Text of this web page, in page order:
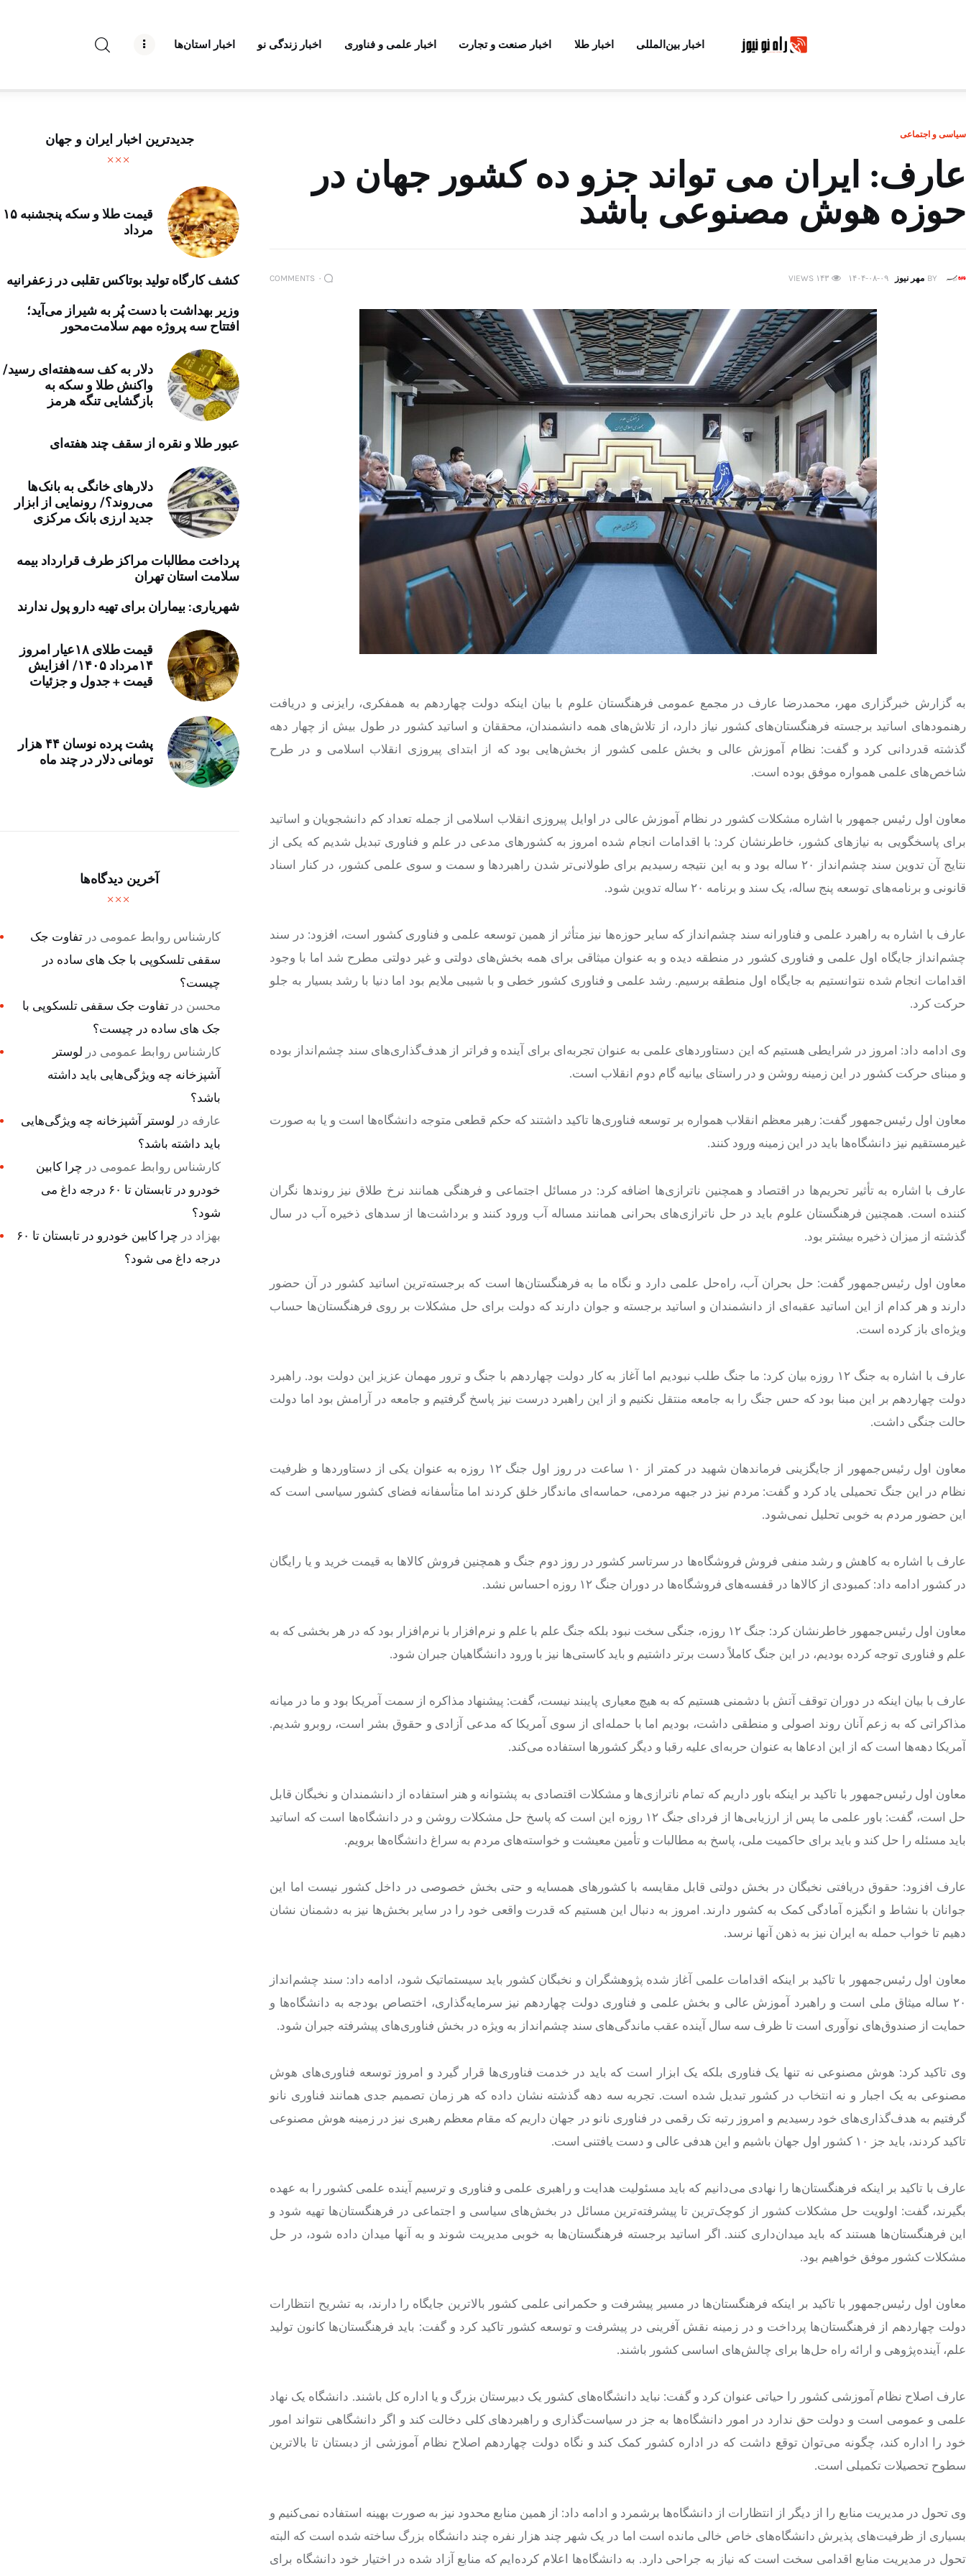
اخبار بین‌المللی اخبار طلا اخبار صنعت و تجارت اخبار علمی و فناوری اخبار زندگی نو اخبار استان‌ها
درباره راه‌ نو نیوز
پایگاه خبری آبان
خرید موتور ایمپلنت
سیاسی و اجتماعی
عارف: ایران می تواند جزو ده کشور جهان در
حوزه هوش مصنوعی باشد
BY مهر نیوز ۱۴۰۴-۰۸-۰۹ ۱۴۳ VIEWS ۰ COMMENTS
به گزارش خبرگزاری مهر، محمدرضا عارف در مجمع عمومی فرهنگستان علوم با بیان اینکه دولت چهاردهم به همفکری، رایزنی و دریافت
رهنمودهای اساتید برجسته فرهنگستان‌های کشور نیاز دارد، از تلاش‌های همه دانشمندان، محققان و اساتید کشور در طول بیش از چهار دهه
گذشته قدردانی کرد و گفت: نظام آموزش عالی و بخش علمی کشور از بخش‌هایی بود که از ابتدای پیروزی انقلاب اسلامی و در طرح
شاخص‌های علمی همواره موفق بوده است.
معاون اول رئیس جمهور با اشاره مشکلات کشور در نظام آموزش عالی در اوایل پیروزی انقلاب اسلامی از جمله تعداد کم دانشجویان و اساتید
برای پاسخگویی به نیازهای کشور، خاطرنشان کرد: با اقدامات انجام شده امروز به کشورهای مدعی در علم و فناوری تبدیل شدیم که یکی از
نتایج آن تدوین سند چشم‌انداز ۲۰ ساله بود و به این نتیجه رسیدیم برای طولانی‌تر شدن راهبردها و سمت و سوی علمی کشور، در کنار اسناد
قانونی و برنامه‌های توسعه پنج ساله، یک سند و برنامه ۲۰ ساله تدوین شود.
عارف با اشاره به راهبرد علمی و فناورانه سند چشم‌انداز که سایر حوزه‌ها نیز متأثر از همین توسعه علمی و فناوری کشور است، افزود: در سند
چشم‌انداز جایگاه اول علمی و فناوری کشور در منطقه دیده و به عنوان میثاقی برای همه بخش‌های دولتی و غیر دولتی مطرح شد اما با وجود
اقدامات انجام شده نتوانستیم به جایگاه اول منطقه برسیم. رشد علمی و فناوری کشور خطی و با شیبی ملایم بود اما دنیا با رشد بسیار به جلو
حرکت کرد.
وی ادامه داد: امروز در شرایطی هستیم که این دستاوردهای علمی به عنوان تجربه‌ای برای آینده و فراتر از هدف‌گذاری‌های سند چشم‌انداز بوده
و مبنای حرکت کشور در این زمینه روشن و در راستای بیانیه گام دوم انقلاب است.
معاون اول رئیس‌جمهور گفت: رهبر معظم انقلاب همواره بر توسعه فناوری‌ها تاکید داشتند که حکم قطعی متوجه دانشگاه‌ها است و یا به صورت
غیرمستقیم نیز دانشگاه‌ها باید در این زمینه ورود کنند.
عارف با اشاره به تأثیر تحریم‌ها در اقتصاد و همچنین ناترازی‌ها اضافه کرد: در مسائل اجتماعی و فرهنگی همانند نرخ طلاق نیز روندها نگران
کننده است. همچنین فرهنگستان علوم باید در حل ناترازی‌های بحرانی همانند مساله آب ورود کنند و برداشت‌ها از سدهای ذخیره آب در سال
گذشته از میزان ذخیره بیشتر بود.
معاون اول رئیس‌جمهور گفت: حل بحران آب، راه‌حل علمی دارد و نگاه ما به فرهنگستان‌ها است که برجسته‌ترین اساتید کشور در آن حضور
دارند و هر کدام از این اساتید عقبه‌ای از دانشمندان و اساتید برجسته و جوان دارند که دولت برای حل مشکلات بر روی فرهنگستان‌ها حساب
ویژه‌ای باز کرده است.
عارف با اشاره به جنگ ۱۲ روزه بیان کرد: ما جنگ طلب نبودیم اما آغاز به کار دولت چهاردهم با جنگ و ترور مهمان عزیز این دولت بود. راهبرد
دولت چهاردهم بر این مبنا بود که حس جنگ را به جامعه منتقل نکنیم و از این راهبرد درست نیز پاسخ گرفتیم و جامعه در آرامش بود اما دولت
حالت جنگی داشت.
معاون اول رئیس‌جمهور از جایگزینی فرماندهان شهید در کمتر از ۱۰ ساعت در روز اول جنگ ۱۲ روزه به عنوان یکی از دستاوردها و ظرفیت
نظام در این جنگ تحمیلی یاد کرد و گفت: مردم نیز در جبهه مردمی، حماسه‌ای ماندگار خلق کردند اما متأسفانه فضای کشور سیاسی است که
این حضور مردم به خوبی تحلیل نمی‌شود.
عارف با اشاره به کاهش و رشد منفی فروش فروشگاه‌ها در سرتاسر کشور در روز دوم جنگ و همچنین فروش کالاها به قیمت خرید و یا رایگان
در کشور ادامه داد: کمبودی از کالاها در قفسه‌های فروشگاه‌ها در دوران جنگ ۱۲ روزه احساس نشد.
معاون اول رئیس‌جمهور خاطرنشان کرد: جنگ ۱۲ روزه، جنگی سخت نبود بلکه جنگ علم با علم و نرم‌افزار با نرم‌افزار بود که در هر بخشی که به
علم و فناوری توجه کرده بودیم، در این جنگ کاملاً دست برتر داشتیم و باید کاستی‌ها نیز با ورود دانشگاهیان جبران شود.
عارف با بیان اینکه در دوران توقف آتش با دشمنی هستیم که به هیچ معیاری پایبند نیست، گفت: پیشنهاد مذاکره از سمت آمریکا بود و ما در میانه
مذاکراتی که به زعم آنان روند اصولی و منطقی داشت، بودیم اما با حمله‌ای از سوی آمریکا که مدعی آزادی و حقوق بشر است، روبرو شدیم.
آمریکا دهه‌ها است که از این ادعاها به عنوان حربه‌ای علیه رقبا و دیگر کشورها استفاده می‌کند.
معاون اول رئیس‌جمهور با تاکید بر اینکه باور داریم که تمام ناترازی‌ها و مشکلات اقتصادی به پشتوانه و هنر استفاده از دانشمندان و نخبگان قابل
حل است، گفت: باور علمی ما پس از ارزیابی‌ها از فردای جنگ ۱۲ روزه این است که پاسخ حل مشکلات روشن و در دانشگاه‌ها است که اساتید
باید مسئله را حل کند و باید برای حاکمیت ملی، پاسخ به مطالبات و تأمین معیشت و خواسته‌های مردم به سراغ دانشگاه‌ها برویم.
عارف افزود: حقوق دریافتی نخبگان در بخش دولتی قابل مقایسه با کشورهای همسایه و حتی بخش خصوصی در داخل کشور نیست اما این
جوانان با نشاط و انگیزه آمادگی کمک به کشور دارند. امروز به دنبال این هستیم که قدرت واقعی خود را در سایر بخش‌ها نیز به دشمنان نشان
دهیم تا خواب حمله به ایران نیز به ذهن آنها نرسد.
معاون اول رئیس‌جمهور با تاکید بر اینکه اقدامات علمی آغاز شده پژوهشگران و نخبگان کشور باید سیستماتیک شود، ادامه داد: سند چشم‌انداز
۲۰ ساله میثاق ملی است و راهبرد آموزش عالی و بخش علمی و فناوری دولت چهاردهم نیز سرمایه‌گذاری، اختصاص بودجه به دانشگاه‌ها و
حمایت از صندوق‌های نوآوری است تا ظرف سه سال آینده عقب ماندگی‌های سند چشم‌انداز به ویژه در بخش فناوری‌های پیشرفته جبران شود.
وی تاکید کرد: هوش مصنوعی نه تنها یک فناوری بلکه یک ابزار است که باید در خدمت فناوری‌ها قرار گیرد و امروز توسعه فناوری‌های هوش
مصنوعی به یک اجبار و نه انتخاب در کشور تبدیل شده است. تجربه سه دهه گذشته نشان داده که هر زمان تصمیم جدی همانند فناوری نانو
گرفتیم به هدف‌گذاری‌های خود رسیدیم و امروز رتبه تک رقمی در فناوری نانو در جهان داریم که مقام معظم رهبری نیز در زمینه هوش مصنوعی
تاکید کردند، باید جز ۱۰ کشور اول جهان باشیم و این هدفی عالی و دست یافتنی است.
عارف با تاکید بر اینکه فرهنگستان‌ها را نهادی می‌دانیم که باید مسئولیت هدایت و راهبری علمی و فناوری و ترسیم آینده علمی کشور را به عهده
بگیرند، گفت: اولویت حل مشکلات کشور از کوچک‌ترین تا پیشرفته‌ترین مسائل در بخش‌های سیاسی و اجتماعی در فرهنگستان‌ها تهیه شود و
این فرهنگستان‌ها هستند که باید میدان‌داری کنند. اگر اساتید برجسته فرهنگستان‌ها به خوبی مدیریت شوند و به آنها میدان داده شود، در حل
مشکلات کشور موفق خواهیم بود.
معاون اول رئیس‌جمهور با تاکید بر اینکه فرهنگستان‌ها در مسیر پیشرفت و حکمرانی علمی کشور بالاترین جایگاه را دارند، به تشریح انتظارات
دولت چهاردهم از فرهنگستان‌ها پرداخت و در زمینه نقش آفرینی در پیشرفت و توسعه کشور تاکید کرد و گفت: باید فرهنگستان‌ها کانون تولید
علم، آینده‌پژوهی و ارائه راه حل‌ها برای چالش‌های اساسی کشور باشند.
عارف اصلاح نظام آموزشی کشور را حیاتی عنوان کرد و گفت: نباید دانشگاه‌های کشور یک دبیرستان بزرگ و یا اداره کل باشند. دانشگاه یک نهاد
علمی و عمومی است و دولت حق ندارد در امور دانشگاه‌ها به جز در سیاست‌گذاری و راهبردهای کلی دخالت کند و اگر دانشگاهی نتواند امور
خود را اداره کند، چگونه می‌توان توقع داشت که در اداره کشور کمک کند و نگاه دولت چهاردهم اصلاح نظام آموزشی از دبستان تا بالاترین
سطوح تحصیلات تکمیلی است.
وی تحول در مدیریت منابع را از دیگر از انتظارات از دانشگاه‌ها برشمرد و ادامه داد: از همین منابع محدود نیز به صورت بهینه استفاده نمی‌کنیم و
بسیاری از ظرفیت‌های پذیرش دانشگاه‌های خاص خالی مانده است اما در یک شهر چند هزار نفره چند دانشگاه بزرگ ساخته شده است که البته
تحول در مدیریت منابع اقدامی سخت است که نیاز به جراحی دارد. به دانشگاه‌ها اعلام کرده‌ایم که منابع آزاد شده در اختیار خود دانشگاه برای
جدیدترین اخبار ایران و جهان
قیمت طلا و سکه پنجشنبه ۱۵
مرداد
کشف کارگاه تولید بوتاکس تقلبی در زعفرانیه
وزیر بهداشت با دست پُر به شیراز می‌آید؛
افتتاح سه پروژه مهم سلامت‌محور
دلار به کف سه‌هفته‌ای رسید/
واکنش طلا و سکه به
بازگشایی تنگه هرمز
عبور طلا و نقره از سقف چند هفته‌ای
دلارهای خانگی به بانک‌ها
می‌روند؟/ رونمایی از ابزار
جدید ارزی بانک مرکزی
پرداخت مطالبات مراکز طرف قرارداد بیمه
سلامت استان تهران
شهریاری: بیماران برای تهیه دارو پول ندارند
قیمت طلای ۱۸عیار امروز
۱۴مرداد ۱۴۰۵/ افزایش
قیمت + جدول و جزئیات
پشت پرده نوسان ۴۴ هزار
تومانی دلار در چند ماه
آخرین دیدگاه‌ها
کارشناس روابط عمومی در تفاوت جک
سقفی تلسکوپی با جک های ساده در
چیست؟
محسن در تفاوت جک سقفی تلسکوپی با
جک های ساده در چیست؟
کارشناس روابط عمومی در لوستر
آشپزخانه چه ویژگی‌هایی باید داشته
باشد؟
عارفه در لوستر آشپزخانه چه ویژگی‌هایی
باید داشته باشد؟
کارشناس روابط عمومی در چرا کابین
خودرو در تابستان تا ۶۰ درجه داغ می
شود؟
بهزاد در
چرا کابین خودرو در تابستان تا ۶۰
درجه داغ می شود؟